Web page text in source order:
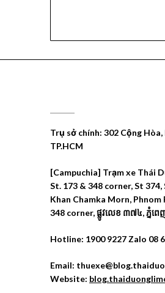
Trụ sở chính: 302 Cộng
TP.HCM
[Campuchia] Trạm xe Thái
St. 173 & 348 corner, St
Khan Chamka Morn, Phnom
348 corner, ផ្លូវលេខ ៣៧៤, ភ្នំពេ
Hotline: 1900 9227 Zalo 08
Email:
Website: